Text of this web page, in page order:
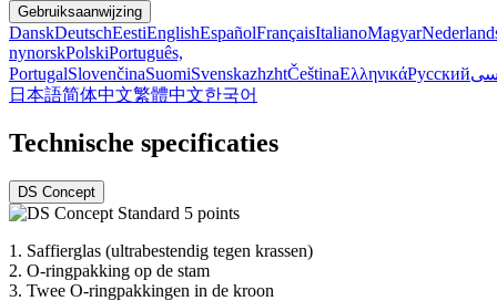
Gebruiksaanwijzing
DanskDeutschEestiEnglishEspañolFrançaisItalianoMagyar
nynorskPolskiPortuguês,
PortugalSlovenčinaSuomiSvenskazhzhtČeštinaΕλληνικάРусский
日本語简体中文繁體中文한국어
Technische specificaties
DS Concept
1. Saffierglas (ultrabestendig tegen krassen)
2. O-ringpakking op de stam
3. Twee O-ringpakkingen in de kroon